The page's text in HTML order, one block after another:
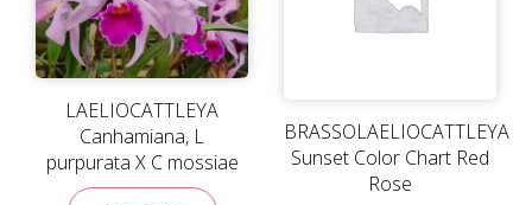
LAELIOCATTLEYA
Canhamiana, L
purpurata X C mossiae
BRASSOLAELIOCATTLEYA
Sunset Color Chart Red
Rose